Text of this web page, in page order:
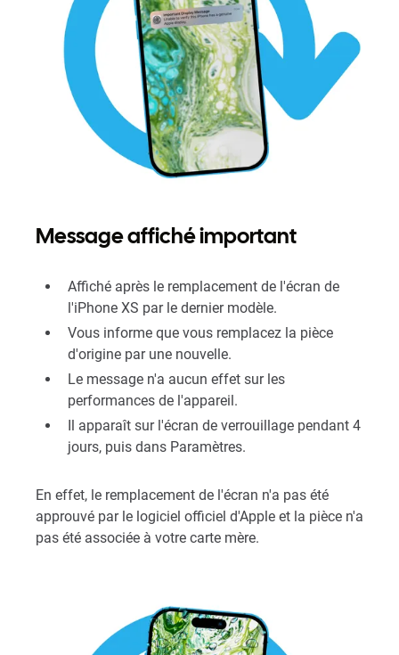
Message affiché important
Affiché après le remplacement de l'écran de
l'iPhone XS par le dernier modèle.
Vous informe que vous remplacez la pièce
d'origine par une nouvelle.
Le message n'a aucun effet sur les
performances de l'appareil.
Il apparaît sur l'écran de verrouillage pendant 4
jours, puis dans Paramètres.
En effet, le remplacement de l'écran n'a pas été
approuvé par le logiciel officiel d'Apple et la pièce n'a
pas été associée à votre carte mère.